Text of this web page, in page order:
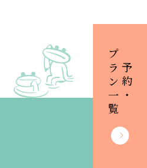
ご予約・
プラン一覧